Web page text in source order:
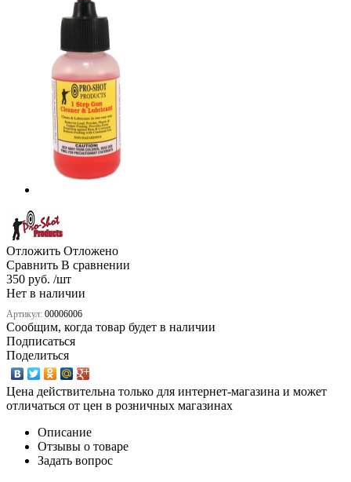
Отложить Отложено
Сравнить В сравнении
350 руб. /шт
Нет в наличии
Артикул: 00006006
Сообщим, когда товар будет в наличии
Подписаться
Поделиться
Цена действительна только для интернет-магазина и может
отличаться от цен в розничных магазинах
Описание
Отзывы о товаре
Задать вопрос